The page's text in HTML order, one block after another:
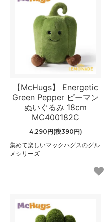
【McHugs】 Energetic
Green Pepper ピーマン
ぬいぐるみ 18cm
MC400182C
4,290円(税390円)
集めて楽しいマックハグスのグル
メシリーズ